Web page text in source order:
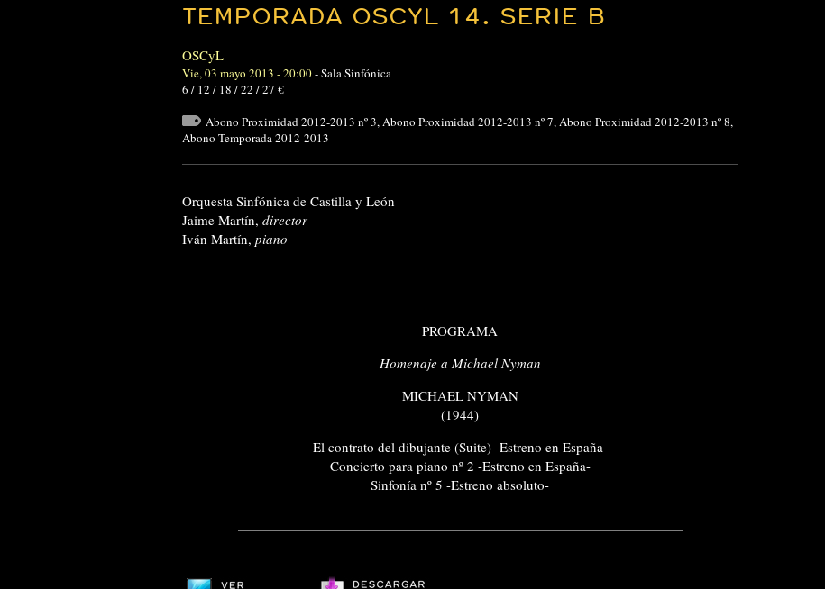
TEMPORADA OSCYL 14. SERIE B
OSCyL
Vie, 03 mayo 2013 - 20:00-Sala Sinfónica
6 / 12 / 18 / 22 / 27 €
Abono Proximidad 2012-2013 nº 3,Abono Proximidad 2012-2013 nº 7,Abono Proximidad 2012-2013 nº 8,
Abono Temporada 2012-2013
Orquesta Sinfónica de Castilla y León
Jaime Martín, director
Iván Martín, piano
PROGRAMA
Homenaje a Michael Nyman
MICHAEL NYMAN
(1944)
El contrato del dibujante (Suite) -Estreno en España-
Concierto para piano nº 2 -Estreno en España-
Sinfonía nº 5 -Estreno absoluto-